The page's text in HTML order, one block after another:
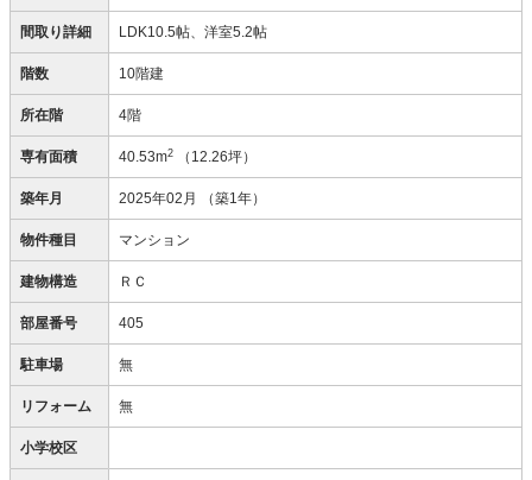
間取り詳細 LDK10.5帖、洋室5.2帖
階数 10階建
所在階 4階
専有面積 40.53m2 （12.26坪）
築年月 2025年02月 （築1年）
物件種目 マンション
建物構造 ＲＣ
部屋番号 405
駐車場 無
リフォーム 無
小学校区